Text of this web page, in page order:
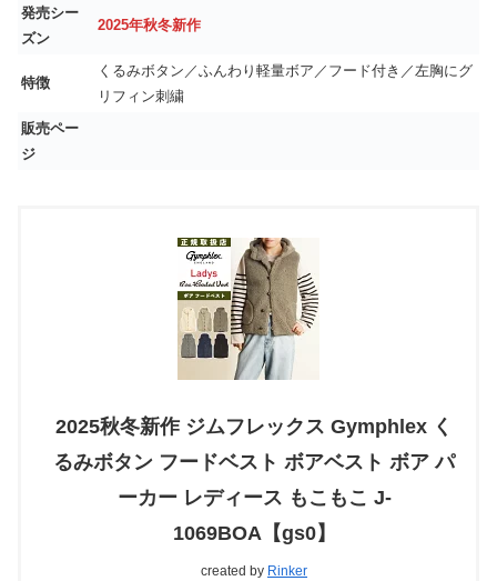
発売シー
ズン
2025年秋冬新作
特徴
くるみボタン／ふんわり軽量ボア／フード付き／左胸にグ
リフィン刺繍
販売ペー
ジ
2025秋冬新作 ジムフレックス Gymphlex く
るみボタン フードベスト ボアベスト ボア パ
ーカー レディース もこもこ J-
1069BOA【gs0】
created by Rinker